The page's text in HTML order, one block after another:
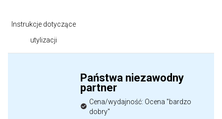
Instrukcje dotyczące
utylizacji
Państwa niezawodny
partner
Cena/wydajność: Ocena "bardzo
dobry"